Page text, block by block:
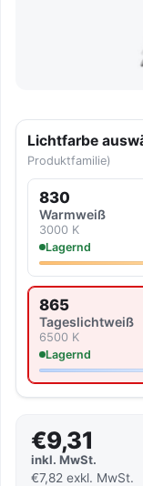
Lichtfarbe
Produktfamilie)
830
Warmweiß
3000 K
Lagernd
865
Tageslicht­weiß
6500 K
Lagernd
Aktuell
€9,31
inkl. MwSt.
€7,82 exkl. MwSt.